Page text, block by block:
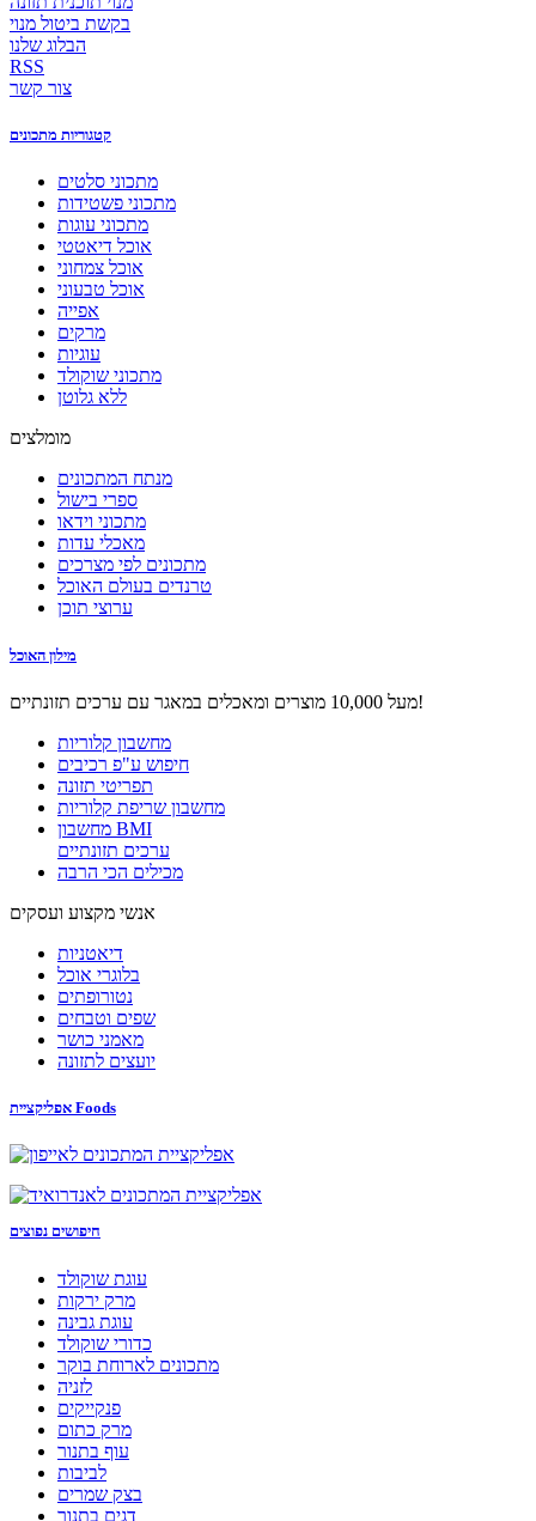
בקשת ביטול מנוי
הבלוג שלנו
RSS
צור קשר
קטגוריות מתכונים
מתכוני סלטים
מתכוני פשטידות
מתכוני עוגות
אוכל דיאטטי
אוכל צמחוני
אוכל טבעוני
אפייה
מרקים
עוגיות
מתכוני שוקולד
ללא גלוטן
מומלצים
מנתח המתכונים
ספרי בישול
מתכוני וידאו
מאכלי עדות
מתכונים לפי מצרכים
טרנדים בעולם האוכל
ערוצי תוכן
מילון האוכל
מעל 10,000 מוצרים ומאכלים במאגר עם ערכים תזונתיים!
מחשבון קלוריות
חיפוש ע"פ רכיבים
תפריטי תזונה
מחשבון שריפת קלוריות
מחשבון BMI
ערכים תזונתיים
מכילים הכי הרבה
אנשי מקצוע ועסקים
דיאטניות
בלוגרי אוכל
נטורופתים
שפים וטבחים
מאמני כושר
יועצים לתזונה
אפליקציית Foods
חיפושים נפוצים
עוגת שוקולד
מרק ירקות
עוגת גבינה
כדורי שוקולד
מתכונים לארוחת בוקר
לזניה
פנקייקים
מרק כתום
עוף בתנור
לביבות
בצק שמרים
דגים בתנור